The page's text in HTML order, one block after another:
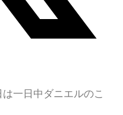
一日中ダニエルのこ